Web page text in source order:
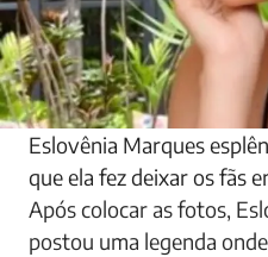
Eslovênia Marques
que ela fez deixar os fãs
Após colocar as fotos,
postou uma legenda